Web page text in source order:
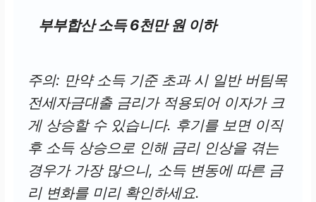
부부합산 소득 6천만 원 이하
주의: 만약 소득 기준 초과 시 일반 버팀목
전세자금대출 금리가 적용되어 이자가 크
게 상승할 수 있습니다. 후기를 보면 이직
후 소득 상승으로 인해 금리 인상을 겪는
경우가 가장 많으니, 소득 변동에 따른 금
리 변화를 미리 확인하세요.